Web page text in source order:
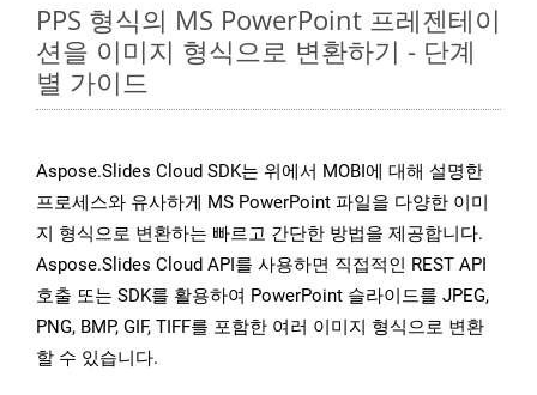
PPS 형식의 MS PowerPoint 프레젠테이
션을 이미지 형식으로 변환하기 - 단계
별 가이드
Aspose.Slides Cloud SDK는 위에서 MOBI에 대해 설명한
프로세스와 유사하게 MS PowerPoint 파일을 다양한 이미
지 형식으로 변환하는 빠르고 간단한 방법을 제공합니다.
Aspose.Slides Cloud API를 사용하면 직접적인 REST API
호출 또는 SDK를 활용하여 PowerPoint 슬라이드를 JPEG,
PNG, BMP, GIF, TIFF를 포함한 여러 이미지 형식으로 변환
할 수 있습니다.